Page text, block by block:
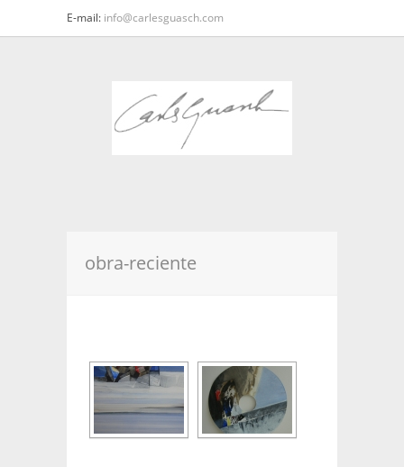
E-mail: info@carlesguasch.com
obra-reciente